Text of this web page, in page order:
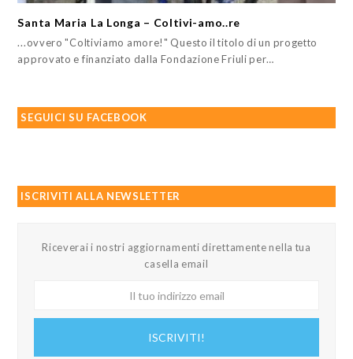
Santa Maria La Longa – Coltivi-amo..re
...ovvero "Coltiviamo amore!" Questo il titolo di un progetto
approvato e finanziato dalla Fondazione Friuli per…
SEGUICI SU FACEBOOK
ISCRIVITI ALLA NEWSLETTER
Riceverai i nostri aggiornamenti direttamente nella tua
casella email
ISCRIVITI!